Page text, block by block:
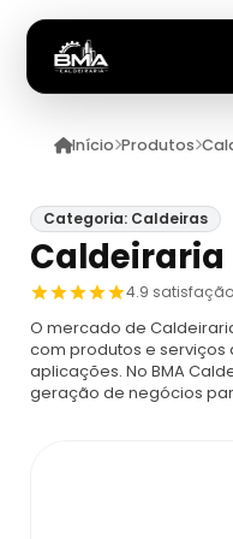
Início
Quem Somos
Caldeiras
Automação De
Caldeira De
Inspecao Feitas
Cotar Inspeção
Empresa De
Início Produtos
Categoria: Caldeiras
Caldeiraria
4.9 satisfação
O mercado de
com produtos e serviços
aplicações. No BMA
geração de negócios